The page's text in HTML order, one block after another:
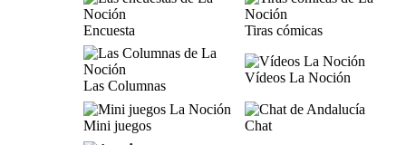
Encuesta Tiras cómicas
Las Columnas
Vídeos La Noción
Mini juegos
Chat